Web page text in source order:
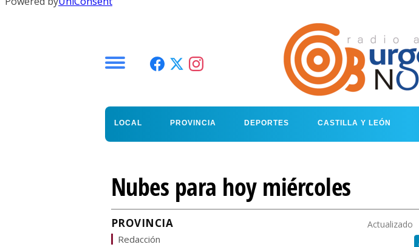
LOCAL PROVINCIA DEPORTES CASTILLA Y LEÓN
Nubes para hoy miércoles
PROVINCIA Actualizado
Redacción